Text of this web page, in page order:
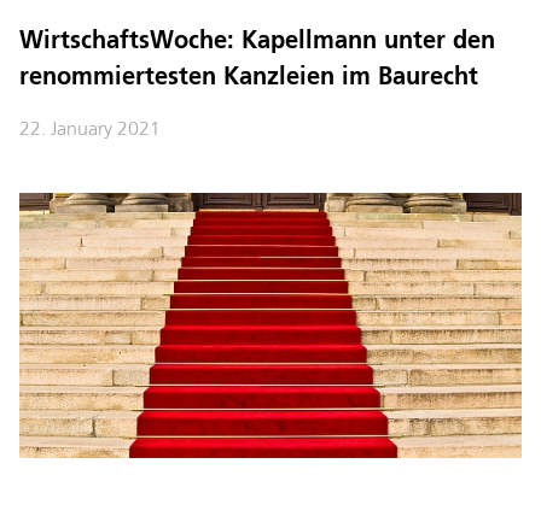
WirtschaftsWoche: Kapellmann unter den
renommiertesten Kanzleien im Baurecht
22. January 2021